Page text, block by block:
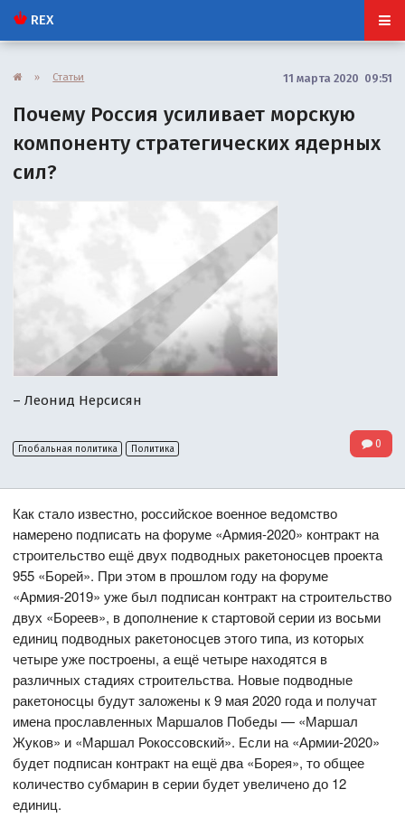
REX
» Статьи 11 марта 2020 09:51
Почему Россия усиливает морскую
компоненту стратегических ядерных
сил?
– Леонид Нерсисян
Глобальная политика Политика 0
Как стало известно, российское военное ведомство
намерено подписать на форуме «Армия-2020» контракт на
строительство ещё двух подводных ракетоносцев проекта
955 «Борей». При этом в прошлом году на форуме
«Армия-2019» уже был подписан контракт на строительство
двух «Бореев», в дополнение к стартовой серии из восьми
единиц подводных ракетоносцев этого типа, из которых
четыре уже построены, а ещё четыре находятся в
различных стадиях строительства. Новые подводные
ракетоносцы будут заложены к 9 мая 2020 года и получат
имена прославленных Маршалов Победы — «Маршал
Жуков» и «Маршал Рокоссовский». Если на «Армии-2020»
будет подписан контракт на ещё два «Борея», то общее
количество субмарин в серии будет увеличено до 12
единиц.